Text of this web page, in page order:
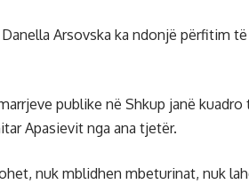
Arsovska ka ndonjë përfitim
publike në Shkup janë
Apasievit nga ana tjetër.
nuk mblidhen mbeturinat, nuk